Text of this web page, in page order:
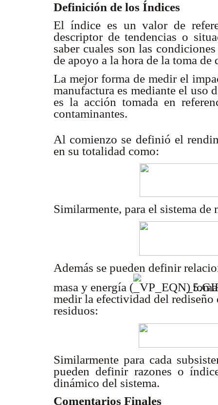
Definición de los Índices
El índice es un valor de
descriptor de tendencias o
saber cuales son las
de apoyo a la hora de la toma de
La mejor forma de medir el
manufactura es mediante el uso
es la acción tomada en
contaminantes.
Al comienzo se definió el
en su totalidad como:
Similarmente, para el sistema
Además se pueden definir
masa y energía (
)
medir la efectividad del rediseño
residuos:
Similarmente para cada
pueden definir razones o
dinámico del sistema.
Comentarios Finales